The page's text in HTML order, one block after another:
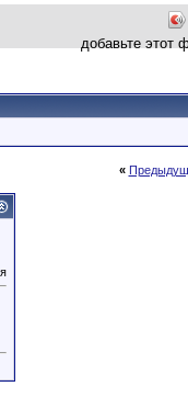
добавьте этот
«